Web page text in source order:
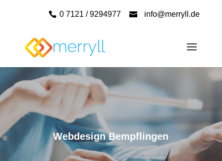
0 7121 / 9294977 info@merryll.de
Webdesign Bempflingen